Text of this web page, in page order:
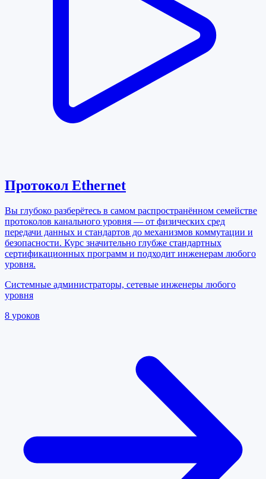
Протокол Ethernet
Вы глубоко разберётесь в самом распространённом семействе
протоколов канального уровня — от физических сред
передачи данных и стандартов до механизмов коммутации и
безопасности. Курс значительно глубже стандартных
сертификационных программ и подходит инженерам любого
уровня.
Системные администраторы, сетевые инженеры любого
уровня
8 уроков